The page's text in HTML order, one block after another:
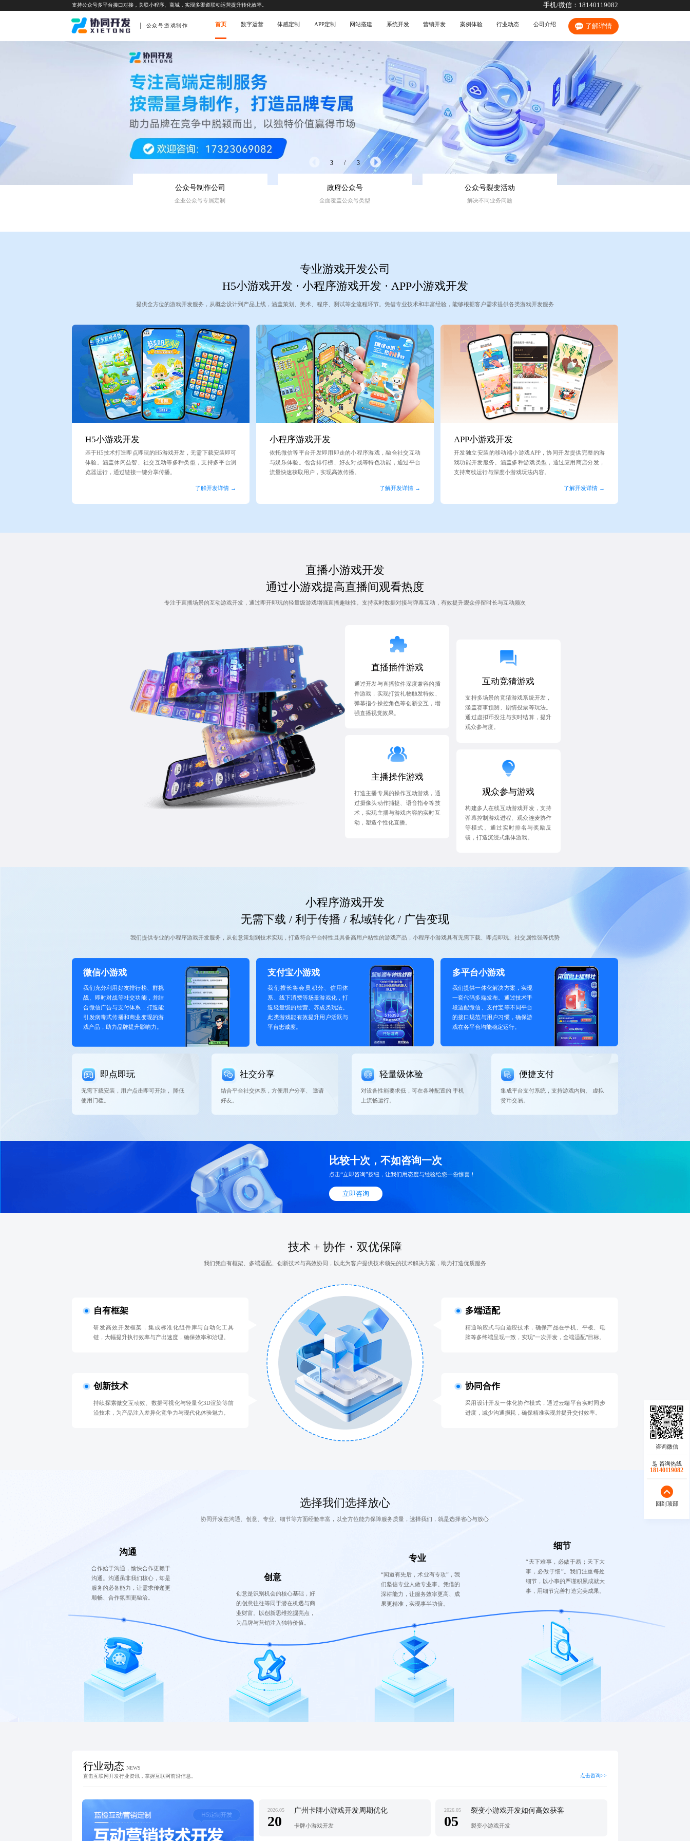
支持公众号多平台接口对接，关联小程序、商城，实现多渠道联动运营提升转化效率。 手机/微信： 18140119082
公众号游戏制作 首页 数字运营 体感定制 APP定制 网站搭建 系统开发 营销开发 案例体验 行业动态 公司介绍 了解详情
3 / 3
公众号制作公司
企业公众号专属定制
政府公众号
全面覆盖公众号类型
公众号裂变活动
解决不同业务问题
专业游戏开发公司
H5小游戏开发 · 小程序游戏开发 · APP小游戏开发
提供全方位的游戏开发服务，从概念设计到产品上线，涵盖策划、美术、程序、测试等全流程环节。凭借专业技术和丰富经验，能够根据客户需求提供各类游戏开发服务
H5小游戏开发
基于H5技术打造即点即玩的H5游戏开发，无需下载安装即可
体验。涵盖休闲益智、社交互动等多种类型，支持多平台浏
览器运行，通过链接一键分享传播。
了解开发详情 →
小程序游戏开发
依托微信等平台开发即用即走的小程序游戏，融合社交互动
与娱乐体验。包含排行榜、好友对战等特色功能，通过平台
流量快速获取用户，实现高效传播。
了解开发详情 →
APP小游戏开发
开发独立安装的移动端小游戏APP，协同开发提供完整的游
戏功能开发服务。涵盖多种游戏类型，通过应用商店分发，
支持离线运行与深度小游戏玩法内容。
了解开发详情 →
直播小游戏开发
通过小游戏提高直播间观看热度
专注于直播场景的互动游戏开发，通过即开即玩的轻量级游戏增强直播趣味性。支持实时数据对接与弹幕互动，有效提升观众停留时长与互动频次
直播插件游戏
通过开发与直播软件深度兼容的插
件游戏，实现打赏礼物触发特效、
弹幕指令操控角色等创新交互，增
强直播视觉效果。
互动竞猜游戏
支持多场景的竞猜游戏系统开发，
涵盖赛事预测、剧情投票等玩法。
通过虚拟币投注与实时结算，提升
观众参与度。
主播操作游戏
打造主播专属的操作互动游戏，通
过摄像头动作捕捉、语音指令等技
术，实现主播与游戏内容的实时互
动，塑造个性化直播。
观众参与游戏
构建多人在线互动游戏开发，支持
弹幕控制游戏进程、观众连麦协作
等模式。通过实时排名与奖励反
馈，打造沉浸式集体游戏。
小程序游戏开发
无需下载 / 利于传播 / 私域转化 / 广告变现
我们提供专业的小程序游戏开发服务，从创意策划到技术实现，打造符合平台特性且具备高用户粘性的游戏产品，小程序小游戏具有无需下载、即点即玩、社交属性强等优势
微信小游戏
我们充分利用好友排行榜、群挑
战、即时对战等社交功能，并结
合微信广告与支付体系，打造能
引发病毒式传播和商业变现的游
戏产品，助力品牌提升影响力。
支付宝小游戏
我们擅长将会员积分、信用体
系、线下消费等场景游戏化，打
造轻量级的经营、养成类玩法。
此类游戏能有效提升用户活跃与
平台忠诚度。
多平台小游戏
我们提供一体化解决方案，实现
一套代码多端发布。通过技术手
段适配微信、支付宝等不同平台
的接口规范与用户习惯，确保游
戏在各平台均能稳定运行。
即点即玩
无需下载安装，用户点击即可开始， 降低
使用门槛。
社交分享
结合平台社交体系，方便用户分享、 邀请
好友。
轻量级体验
对设备性能要求低，可在各种配置的 手机
上流畅运行。
便捷支付
集成平台支付系统，支持游戏内购、 虚拟
货币交易。
比较十次，不如咨询一次
点击“立即咨询”按钮，让我们用态度与经验给您一份惊喜！
立即咨询
技术 + 协作・双优保障
我们凭自有框架、多端适配、创新技术与高效协同，以此为客户提供技术领先的技术解决方案，助力打造优质服务
自有框架
研发高效开发框架，集成标准化组件库与自动化工具
链，大幅提升执行效率与产出速度，确保效率和治理。
创新技术
持续探索微交互动效、数据可视化与轻量化3D渲染等前
沿技术，为产品注入差异化竞争力与现代化体验魅力。
多端适配
精通响应式与自适应技术，确保产品在手机、平板、电
脑等多终端呈现一致，实现"一次开发，全端适配"目标。
协同合作
采用设计开发一体化协作模式，通过云端平台实时同步
进度，减少沟通损耗，确保精准实现并提升交付效率。
选择我们选择放心
协同开发在沟通、创意、专业、细节等方面经验丰富，以全方位能力保障服务质量，选择我们，就是选择省心与放心
沟通
合作始于沟通，愉快合作更赖于
沟通。沟通虽非我们核心，却是
服务的必备能力，让需求传递更
顺畅、合作氛围更融洽。
创意
创意是识别机会的核心基础，好
的创意往往等同于潜在机遇与商
业财富。以创新思维挖掘亮点，
为品牌与营销注入独特价值。
专业
“闻道有先后，术业有专攻”，我
们坚信专业人做专业事。凭借的
深耕能力，让服务效率更高、成
果更精准，实现事半功倍。
细节
“天下难事，必做于易；天下大
事，必做于细”。我们注重每处
细节，以小事的严谨积累成就大
事，用细节完善打造完美成果。
行业动态 NEWS
直击互联网开发行业资讯，掌握互联网前沿信息。
点击咨询>>
2026.05
20
广州卡牌小游戏开发周期优化
卡牌小游戏开发
2026.05
05
裂变小游戏开发如何高效获客
裂变小游戏开发
咨询热线
18140119082
回到顶部